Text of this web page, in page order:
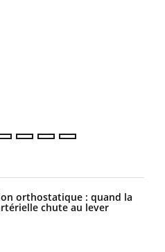
orthostatique : quand la
chute au lever